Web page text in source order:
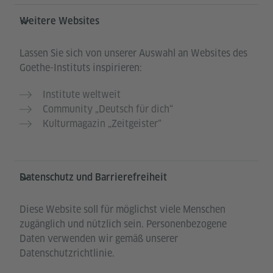
Weitere Websites
Lassen Sie sich von unserer Auswahl an Websites des
Goethe-Instituts inspirieren:
Institute weltweit
Community „Deutsch für dich“
Kulturmagazin „Zeitgeister“
Datenschutz und Barrierefreiheit
Diese Website soll für möglichst viele Menschen
zugänglich und nützlich sein. Personenbezogene
Daten verwenden wir gemäß unserer
Datenschutzrichtlinie.